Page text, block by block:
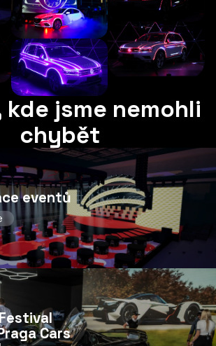
kde jsme nemohli
chybět
eventů
Cars